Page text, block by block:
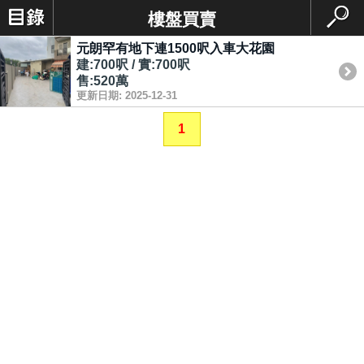
樓盤買賣
元朗罕有地下連1500呎入車大花園
建:700呎 / 實:700呎
售:520萬
更新日期: 2025-12-31
1